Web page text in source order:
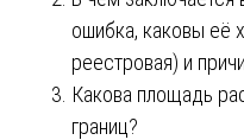
ошибка, каковы её
реестровая) и
Какова площадь
границ?